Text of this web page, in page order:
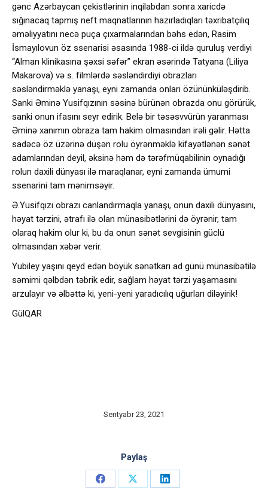
gənc Azərbaycan çekistlərinin inqilabdan sonra xaricdə
sığınacaq tapmış neft maqnatlarının hazırladıqları təxribatçılıq
əməliyyatını necə puça çıxarmalarından bəhs edən, Rasim
İsmayılovun öz ssenarisi əsasında 1988-ci ildə quruluş verdiyi
“Alman klinikasına şəxsi səfər” ekran əsərində Tatyana (Liliya
Makarova) və s. filmlərdə səsləndirdiyi obrazları
səsləndirməklə yanaşı, eyni zamanda onları özününküləşdirib.
Sanki Əminə Yusifqızının səsinə bürünən obrazda onu görürük,
sanki onun ifasını seyr edirik. Belə bir təsəsvvürün yaranması
Əminə xanımın obraza tam hakim olmasından irəli gəlir. Hətta
sadəcə öz üzərinə düşən rolu öyrənməklə kifayətlənən sənət
adamlarından deyil, əksinə həm də tərəfmüqabilinin oynadığı
rolun daxili dünyası ilə maraqlanar, eyni zamanda ümumi
ssenarini tam mənimsəyir.
Ə.Yusifqızı obrazı canlandırmaqla yanaşı, onun daxili dünyasını,
həyat tərzini, ətrafı ilə olan münasibətlərini də öyrənir, tam
olaraq hakim olur ki, bu da onun sənət sevgisinin güclü
olmasından xəbər verir.
Yubiley yaşını qeyd edən böyük sənətkarı ad günü münasibətilə
səmimi qəlbdən təbrik edir, sağlam həyat tərzi yaşamasını
arzulayır və əlbəttə ki, yeni-yeni yaradıcılıq uğurları diləyirik!
GülQAR
Sentyabr 23, 2021
Paylaş
Share
Share
Share